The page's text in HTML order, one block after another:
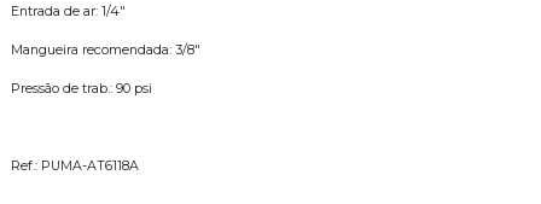
Entrada de ar: 1/4"
Mangueira recomendada: 3/8"
Pressão de trab.: 90 psi
Ref.: PUMA-AT6118A